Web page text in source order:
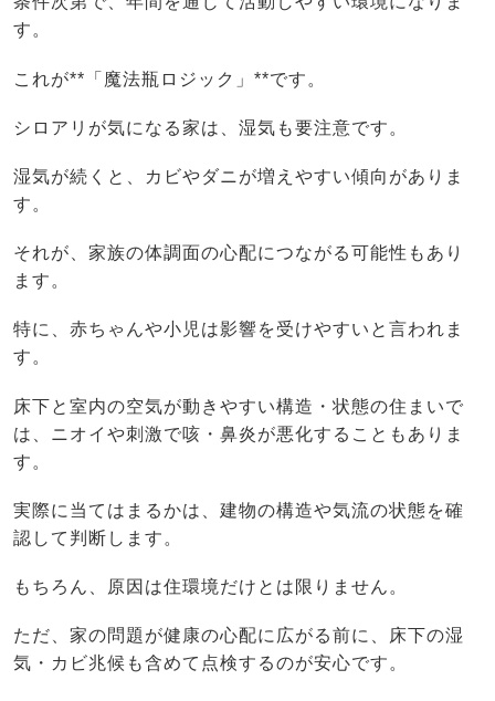
す。
これが**「魔法瓶ロジック」**です。
シロアリが気になる家は、湿気も要注意です。
湿気が続くと、カビやダニが増えやすい傾向がありま
す。
それが、家族の体調面の心配につながる可能性もあり
ます。
特に、赤ちゃんや小児は影響を受けやすいと言われま
す。
床下と室内の空気が動きやすい構造・状態の住まいで
は、ニオイや刺激で咳・鼻炎が悪化することもありま
す。
実際に当てはまるかは、建物の構造や気流の状態を確
認して判断します。
もちろん、原因は住環境だけとは限りません。
ただ、家の問題が健康の心配に広がる前に、床下の湿
気・カビ兆候も含めて点検するのが安心です。